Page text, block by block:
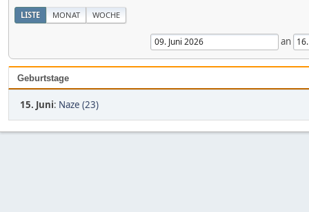
LISTE MONAT WOCHE
an
Geburtstage
15. Juni: Naze (23)